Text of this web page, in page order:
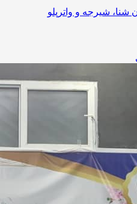
شنا، شیرجه و واترپلو